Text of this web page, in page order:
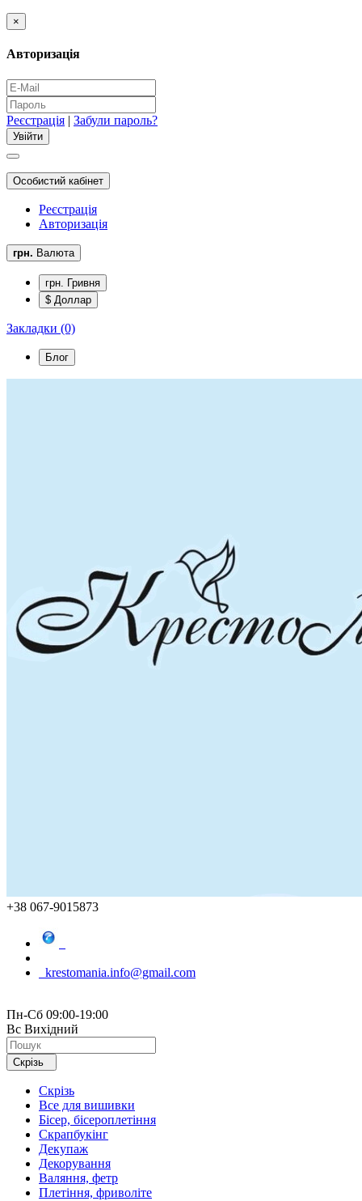
×
Авторизація
Реєстрація | Забули пароль?
Особистий кабінет
Реєстрація
Авторизація
грн. Валюта
грн. Гривня
$ Доллар
Закладки (0)
Блог
+38 067-9015873
krestomania.info@gmail.com
Пн-Сб 09:00-19:00
Вс Вихідний
Скрізь
Скрізь
Все для вишивки
Бісер, бісероплетіння
Скрапбукінг
Декупаж
Декорування
Валяння, фетр
Плетіння, фриволіте